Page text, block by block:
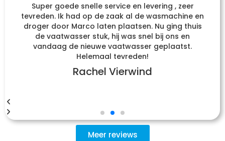
Super goede snelle service en levering , zeer
tevreden. Ik had op de zaak al de wasmachine en
droger door Marco laten plaatsen. Nu ging thuis
de vaatwasser stuk, hij was snel bij ons en
vandaag de nieuwe vaatwasser geplaatst.
Helemaal tevreden!
Rachel Vierwind
Meer reviews